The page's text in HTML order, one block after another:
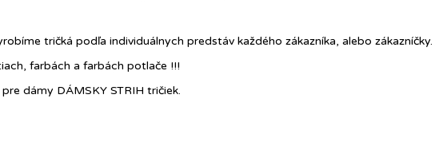
tričká podľa individuálnych predstáv každého zákazníka, alebo zákazníčky.
farbách a farbách potlače !!!
dámy DÁMSKY STRIH tričiek.